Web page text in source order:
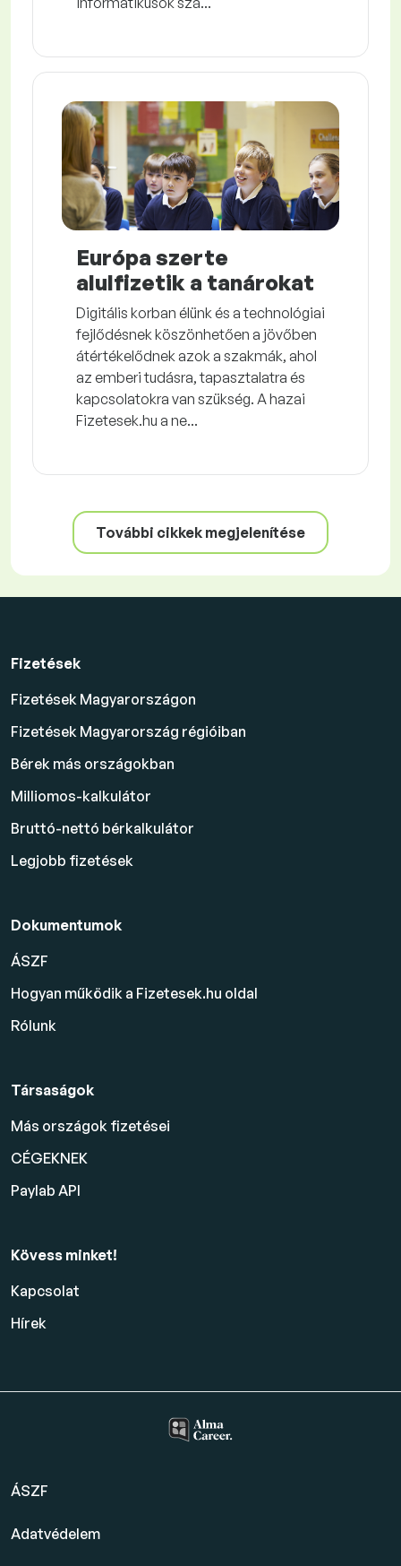
Európa szerte
alulfizetik a tanárokat
Digitális korban élünk és a technológiai
fejlődésnek köszönhetően a jövőben
átértékelődnek azok a szakmák, ahol
az emberi tudásra, tapasztalatra és
kapcsolatokra van szükség. A hazai
Fizetesek.hu a ne...
További cikkek megjelenítése
Fizetések
Fizetések Magyarországon
Fizetések Magyarország régióiban
Bérek más országokban
Milliomos-kalkulátor
Bruttó-nettó bérkalkulátor
Legjobb fizetések
Dokumentumok
ÁSZF
Hogyan működik a Fizetesek.hu oldal
Rólunk
Társaságok
Más országok fizetései
CÉGEKNEK
Paylab API
Kövess minket!
Kapcsolat
Hírek
ÁSZF
Adatvédelem